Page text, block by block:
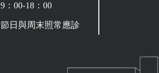
9：00-18：00
節日與周末照常應診